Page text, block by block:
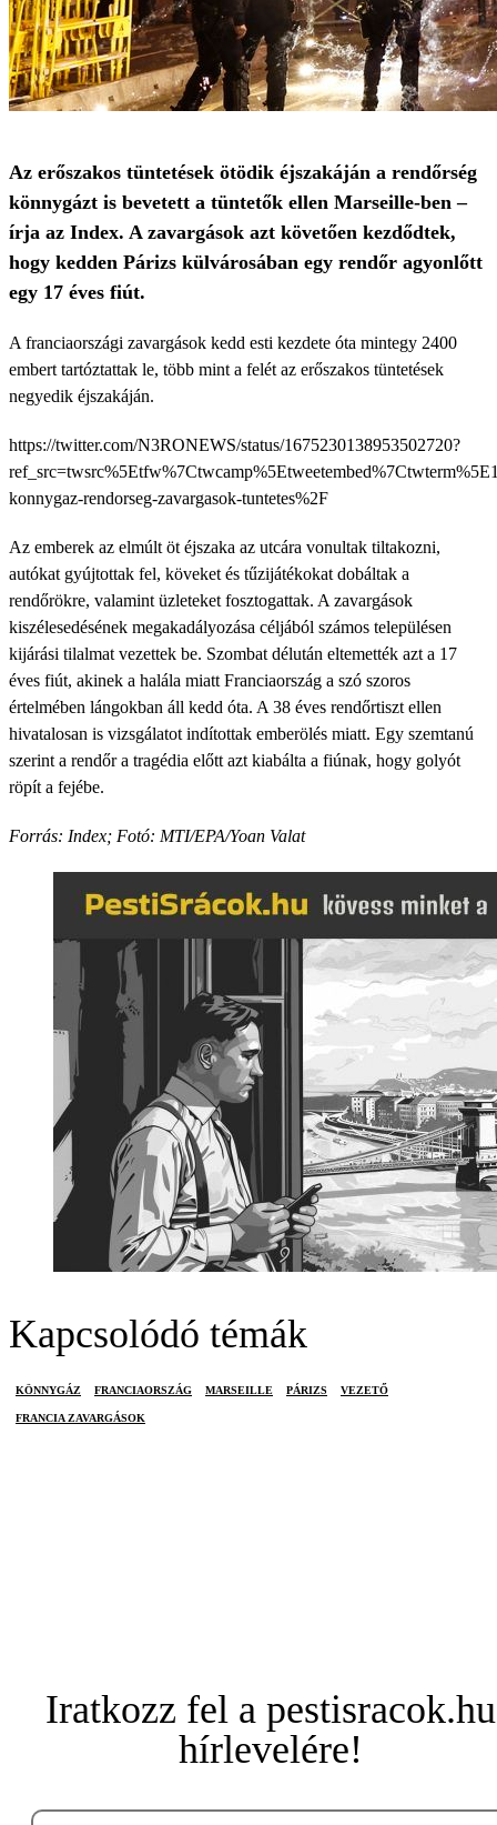
Az erőszakos tüntetések ötödik éjszakáján a rendőrség
könnygázt is bevetett a tüntetők ellen Marseille-ben –
írja az Index. A zavargások azt követően kezdődtek,
hogy kedden Párizs külvárosában egy rendőr agyonlőtt
egy 17 éves fiút.
A franciaországi zavargások kedd esti kezdete óta mintegy 2400
embert tartóztattak le, több mint a felét az erőszakos tüntetések
negyedik éjszakáján.
https://twitter.com/N3RONEWS/status/1675230138953502720?
konnygaz-rendorseg-zavargasok-tuntetes%2F
Az emberek az elmúlt öt éjszaka az utcára vonultak tiltakozni,
autókat gyújtottak fel, köveket és tűzijátékokat dobáltak a
rendőrökre, valamint üzleteket fosztogattak. A zavargások
kiszélesedésének megakadályozása céljából számos településen
kijárási tilalmat vezettek be. Szombat délután eltemették azt a 17
éves fiút, akinek a halála miatt Franciaország a szó szoros
értelmében lángokban áll kedd óta. A 38 éves rendőrtiszt ellen
hivatalosan is vizsgálatot indítottak emberölés miatt. Egy szemtanú
szerint a rendőr a tragédia előtt azt kiabálta a fiúnak, hogy golyót
röpít a fejébe.
Forrás: Index; Fotó: MTI/EPA/Yoan Valat
Kapcsolódó témák
KÖNNYGÁZ FRANCIAORSZÁG MARSEILLE PÁRIZS VEZETŐ
FRANCIA ZAVARGÁSOK
Iratkozz fel a pestisracok.hu
hírlevelére!